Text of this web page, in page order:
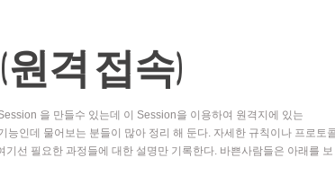
(원격 접속)
을 만들수 있는데 이 Session을 이용하여 원격지에 있는
인데 물어보는 분들이 많아 정리 해 둔다. 자세한 규칙이나 프로토
선 필요한 과정들에 대한 설명만 기록한다. 바쁜사람들은 아래를 보